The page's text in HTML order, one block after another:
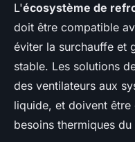
L'écosystème de
doit être compatible
éviter la surchauffe et
stable. Les solutions
des ventilateurs aux
liquide, et doivent
besoins thermiques